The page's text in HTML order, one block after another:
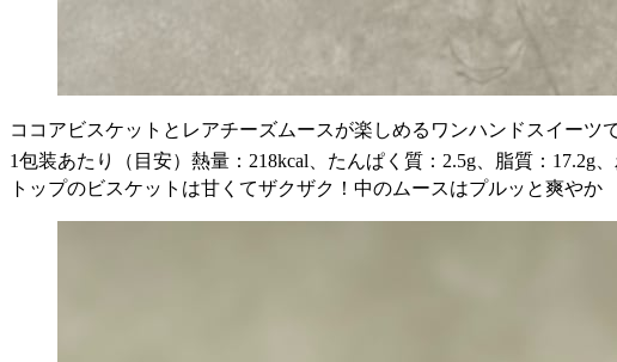
ココアビスケットとレアチーズムースが楽しめるワンハンドスイーツで
1包装あたり（目安）熱量：218kcal、たんぱく質：2.5g、脂質：17.2g
トップのビスケットは甘くてザクザク！中のムースはプルッと爽やか